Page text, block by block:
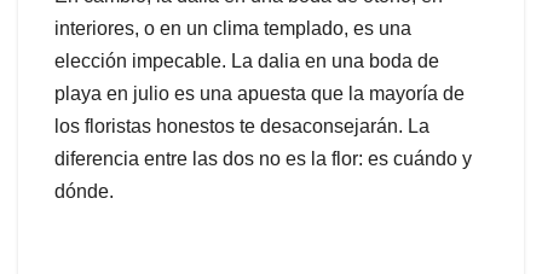
interiores, o en un clima templado, es una
elección impecable. La dalia en una boda de
playa en julio es una apuesta que la mayoría de
los floristas honestos te desaconsejarán. La
diferencia entre las dos no es la flor: es cuándo y
dónde.